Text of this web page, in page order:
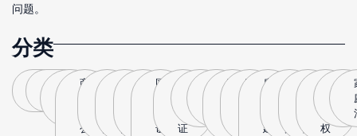
问题。
分类
全
部
刑
法
劳
商
公
生
卖
生
伙
国
国
证
海
牙
公
证
家
庭
法
抚
养
权
离
请
财
房
建
房
户
法
解
知
识
产
权